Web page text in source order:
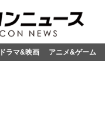
ドラマ&映画 アニメ&ゲーム